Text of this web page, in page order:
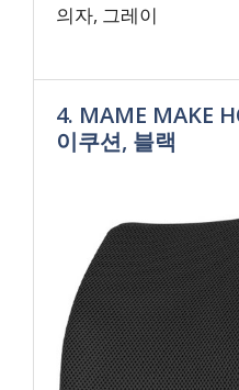
의자, 그레이
4. MAME MAKE
이쿠션, 블랙